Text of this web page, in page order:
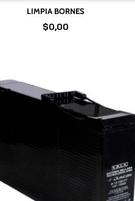
LIMPIA BORNES
$0,00